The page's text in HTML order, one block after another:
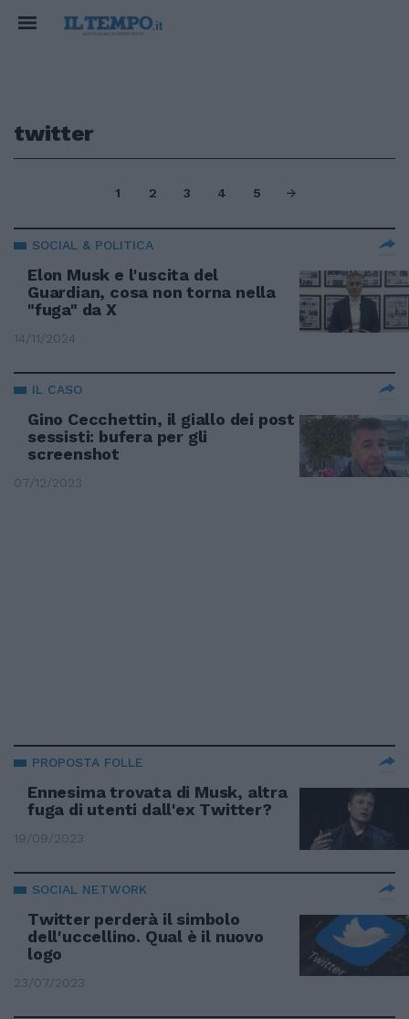
twitter
1 2 3 4 5
SOCIAL & POLITICA
Elon Musk e l'uscita del
Guardian, cosa non torna nella
"fuga" da X
14/11/2024
IL CASO
Gino Cecchettin, il giallo dei post
sessisti: bufera per gli
screenshot
07/12/2023
PROPOSTA FOLLE
Ennesima trovata di Musk, altra
fuga di utenti dall'ex Twitter?
19/09/2023
SOCIAL NETWORK
Twitter perderà il simbolo
dell'uccellino. Qual è il nuovo
logo
23/07/2023